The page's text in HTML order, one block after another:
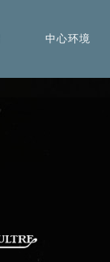
中心环境